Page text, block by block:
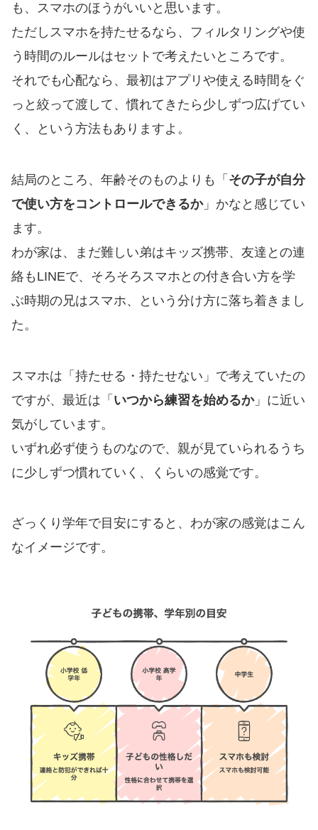
も、スマホのほうがいいと思います。
ただしスマホを持たせるなら、フィルタリングや使
う時間のルールはセットで考えたいところです。
それでも心配なら、最初はアプリや使える時間をぐ
っと絞って渡して、慣れてきたら少しずつ広げてい
く、という方法もありますよ。
結局のところ、年齢そのものよりも「 その子が自分
で使い方をコントロールできるか」かなと感じてい
ます。
わが家は、まだ難しい弟はキッズ携帯、友達との連
絡もLINEで、そろそろスマホとの付き合い方を学
ぶ時期の兄はスマホ、という分け方に落ち着きまし
た。
スマホは「持たせる・持たせない」で考えていたの
ですが、最近は「 いつから練習を始めるか」に近い
気がしています。
いずれ必ず使うものなので、親が見ていられるうち
に少しずつ慣れていく、くらいの感覚です。
ざっくり学年で目安にすると、わが家の感覚はこん
なイメージです。